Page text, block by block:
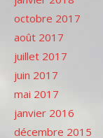
octobre 2017
août 2017
juillet 2017
juin 2017
mai 2017
janvier 2016
décembre 2015